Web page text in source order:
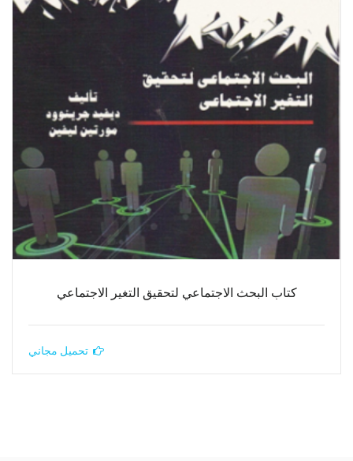
كتاب البحث الاجتماعي لتحقيق التغير الاجتماعي
تحميل مجاني